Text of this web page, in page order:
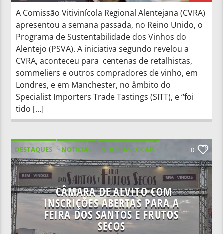
A Comissão Vitivinícola Regional Alentejana (CVRA)
apresentou a semana passada, no Reino Unido, o
Programa de Sustentabilidade dos Vinhos do
Alentejo (PSVA). A iniciativa segundo revelou a
CVRA, aconteceu para centenas de retalhistas,
sommeliers e outros compradores de vinho, em
Londres, e em Manchester, no âmbito do
Specialist Importers Trade Tastings (SITT), e “foi
tido […]
DESTAQUES NOTICIAS
NOTÍCIAS LOCAIS
NOTÍCIAS NACIONAIS
0
CÂMARA DE ALVITO COM
INSCRIÇÕES ABERTAS PARA A
FEIRA DOS SANTOS E FRUTOS
SECOS